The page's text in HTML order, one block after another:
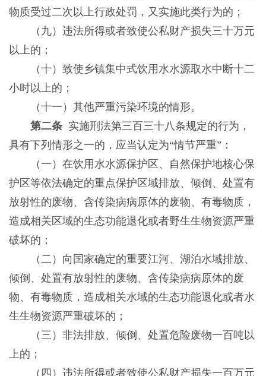
物质受过二次以上行政处罚，又实施此类行为的；
（九）违法所得或者致使公私财产损失三十万元
以上的；
（十）致使乡镇集中式饮用水水源取水中断十二
小时以上的；
（十一）其他严重污染环境的情形。
第二条实施刑法第三百三十八条规定的行为，
具有下列情形之一的，应当认定为“情节严重”：
（一）在饮用水水源保护区、自然保护地核心保
护区等依法确定的重点保护区域排放、倾倒、处置有
放射性的废物、含传染病病原体的废物、有毒物质，
造成相关区域的生态功能退化或者野生生物资源严重
破坏的；
（二）向国家确定的重要江河、湖泊水域排放、
倾倒、处置有放射性的废物、含传染病病原体的废
物、有毒物质，造成相关水域的生态功能退化或者水
生生物资源严重破坏的；
（三）非法排放、倾倒、处置危险废物一百吨以
上的；
（四）违法所得或者致使公私财产损失一百万元